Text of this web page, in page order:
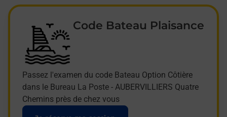
Code Bateau Plaisance
Passez l'examen du code Bateau Option Côtière
dans le Bureau La Poste - AUBERVILLIERS Quatre
Chemins près de chez vous